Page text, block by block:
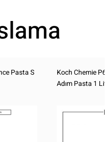
Pasta S
Koch Chemie
Adım Pasta 1 Litre